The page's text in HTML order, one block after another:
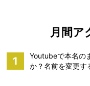
月間ア
1
Youtubeで本名の
か？名前を変更す